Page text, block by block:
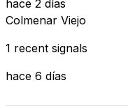
hace 2 días
Colmenar Viejo
1 recent signals
hace 6 días